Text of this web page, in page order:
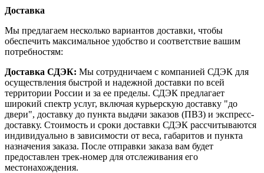
Доставка
Мы предлагаем несколько вариантов доставки, чтобы
обеспечить максимальное удобство и соответствие вашим
потребностям:
Доставка СДЭК: Мы сотрудничаем с компанией СДЭК для
осуществления быстрой и надежной доставки по всей
территории России и за ее пределы. СДЭК предлагает
широкий спектр услуг, включая курьерскую доставку "до
двери", доставку до пункта выдачи заказов (ПВЗ) и экспресс-
доставку. Стоимость и сроки доставки СДЭК рассчитываются
индивидуально в зависимости от веса, габаритов и пункта
назначения заказа. После отправки заказа вам будет
предоставлен трек-номер для отслеживания его
местонахождения.